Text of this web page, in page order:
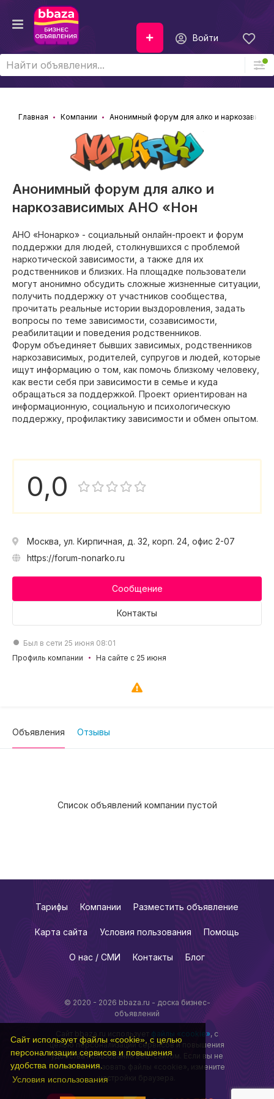
Сайт использует файлы «cookie», с целью
персонализации сервисов и повышения
удобства пользования.
Условия использования
Войти
Главная Компании Анонимный форум для алко и
Анонимный форум для алко и
наркозависимых АНО «Нон
АНО «Нонарко» - социальный онлайн-проект и форум
поддержки для людей, столкнувшихся с проблемой
наркотической зависимости, а также для их
родственников и близких. На площадке пользователи
могут анонимно обсудить сложные жизненные ситуации,
получить поддержку от участников сообщества,
прочитать реальные истории выздоровления, задать
вопросы по теме зависимости, созависимости,
реабилитации и поведения родственников.
Форум объединяет бывших зависимых, родственников
наркозависимых, родителей, супругов и людей, которые
ищут информацию о том, как помочь близкому человеку,
как вести себя при зависимости в семье и куда
обращаться за поддержкой. Проект ориентирован на
информационную, социальную и психологическую
поддержку, профилактику зависимости и обмен опытом.
0,0
Москва, ул. Кирпичная, д. 32, корп. 24, офис 2-07
https://forum-nonarko.ru
Сообщение
Контакты
Был в сети 25 июня 08:01
Профиль компании
На сайте с 25 июня
Объявления Отзывы
Список объявлений компании пустой
© 2020 - 2026 bbaza.ru - доска бизнес-
объявлений
Сайт bbaza.ru использует файлы «cookie», с
целью персонализации сервисов и повышения
удобства пользования веб-сайтом. Если вы не
хотите использовать файлы «cookie», измените
настройки браузера.
Тарифы Компании Разместить объявление
Карта сайта Условия пользования Помощь
О нас / СМИ Контакты Блог